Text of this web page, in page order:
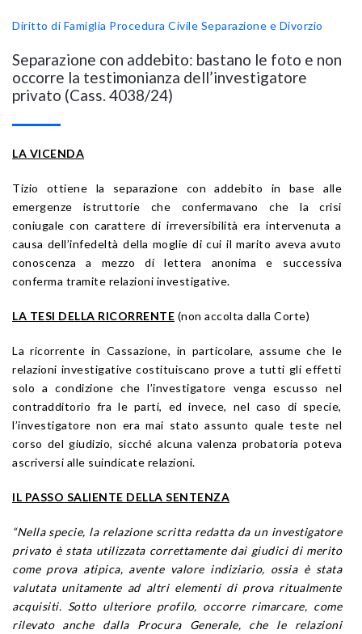
Diritto di Famiglia Procedura Civile Separazione e Divorzio
Separazione con addebito: bastano le foto e non
occorre la testimonianza dell’investigatore
privato (Cass. 4038/24)
LA VICENDA
Tizio ottiene la separazione con addebito in base alle
emergenze istruttorie che confermavano che la crisi
coniugale con carattere di irreversibilità era intervenuta a
causa dell’infedeltà della moglie di cui il marito aveva avuto
conoscenza a mezzo di lettera anonima e successiva
conferma tramite relazioni investigative.
LA TESI DELLA RICORRENTE (non accolta dalla Corte)
La ricorrente in Cassazione, in particolare, assume che le
relazioni investigative costituiscano prove a tutti gli effetti
solo a condizione che l’investigatore venga escusso nel
contradditorio fra le parti, ed invece, nel caso di specie,
l’investigatore non era mai stato assunto quale teste nel
corso del giudizio, sicché alcuna valenza probatoria poteva
ascriversi alle suindicate relazioni.
IL PASSO SALIENTE DELLA SENTENZA
“Nella specie, la relazione scritta redatta da un investigatore
privato è stata utilizzata correttamente dai giudici di merito
come prova atipica, avente valore indiziario, ossia è stata
valutata unitamente ad altri elementi di prova ritualmente
acquisiti. Sotto ulteriore profilo, occorre rimarcare, come
rilevato anche dalla Procura Generale, che le relazioni